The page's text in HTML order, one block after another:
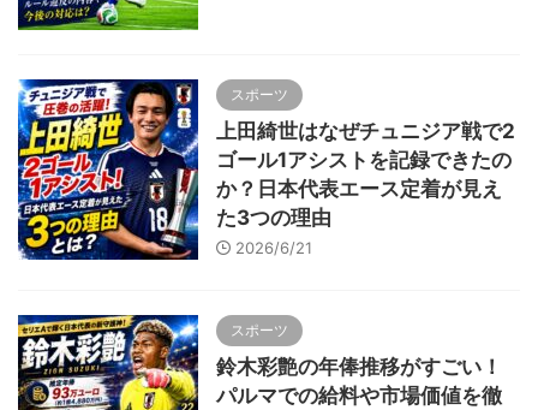
スポーツ
上田綺世はなぜチュニジア戦で2
ゴール1アシストを記録できたの
か？日本代表エース定着が見え
た3つの理由
2026/6/21
スポーツ
鈴木彩艶の年俸推移がすごい！
パルマでの給料や市場価値を徹